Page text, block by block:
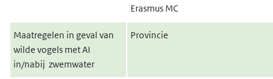
Erasmus MC
Maatregelen in geval van
wilde vogels met AI
in/nabij zwemwater
Provincie